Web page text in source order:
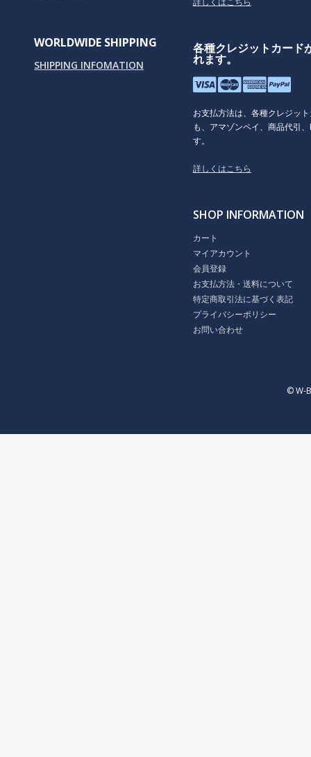
WORLDWIDE SHIPPING
SHIPPING INFOMATION
各種クレジットカード
れます。
お支払方法は、各種クレジッ
も、アマゾンペイ、商品代引
す。
詳しくはこちら
SHOP INFORMATION
カート
マイアカウント
会員登録
お支払方法・送料について
特定商取引法に基づく表記
プライバシーポリシー
お問い合わせ
© W-